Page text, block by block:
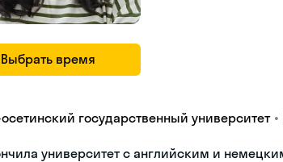
Выбрать время
государственный университет •
университет с английским и